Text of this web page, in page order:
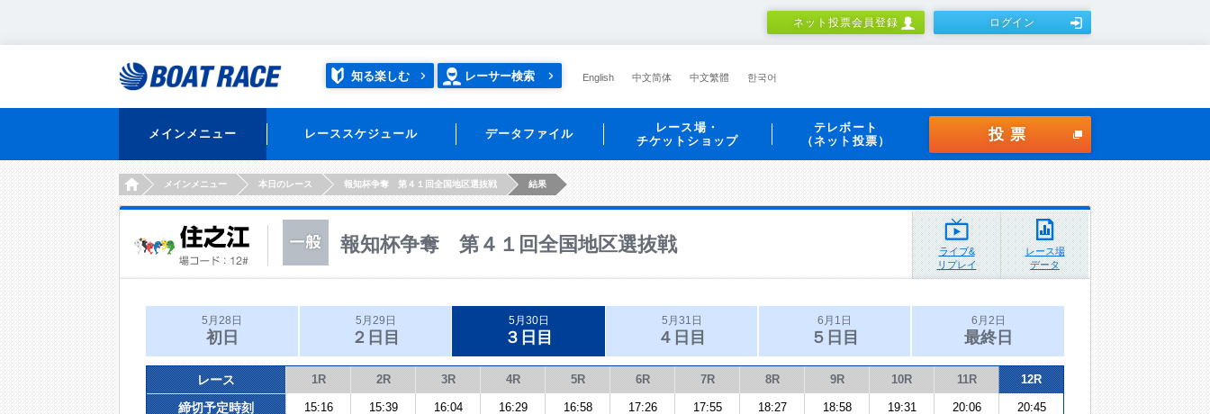
ネット投票会員登録 ログイン
知る楽しむ レーサー検索 English 中文简体 中文繁體 한국어
メインメニュー レーススケジュール データファイル
レース場・
チケットショップ
テレボート
（ネット投票）
投票
HOMEメインメニュー 本日のレース 報知杯争奪 第４１回全国地区選抜戦 結果
報知杯争奪 第４１回全国地区選抜戦
ライブ&
リプレイ
レース場
データ
5月28日
初日
5月29日
２日目
5月30日
３日目
5月31日
４日目
6月1日
５日目
6月2日
最終日
レース 1R 2R 3R 4R 5R 6R 7R 8R 9R 10R 11R 12R
締切予定時刻 15:16 15:39 16:04 16:29 16:58 17:26 17:55 18:27 18:58 19:31 20:06 20:45